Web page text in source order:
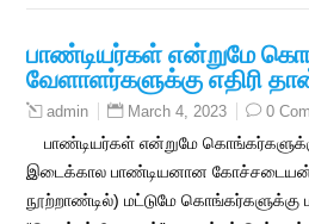
பாண்டியர்கள் என்றுமே
வேளாளர்களுக்கு எதிரி
admin March 4, 2023 0
பாண்டியர்கள் என்றுமே
இடைக்கால பாண்டியனான கோச்சடையன்
நூற்றாண்டில்) மட்டுமே கொங்கர்களுக்கு